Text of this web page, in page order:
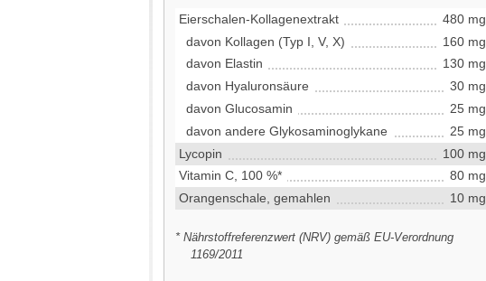
Eierschalen-Kollagenextrakt
480 mg
davon Kollagen (Typ I, V, X)
160 mg
davon Elastin
130 mg
davon Hyaluronsäure
30 mg
davon Glucosamin
25 mg
davon andere Glykosaminoglykane
25 mg
Lycopin
100 mg
Vitamin C, 100 %*
80 mg
Orangenschale, gemahlen
10 mg
* Nährstoffreferenzwert (NRV) gemäß EU-Verordnung
1169/2011